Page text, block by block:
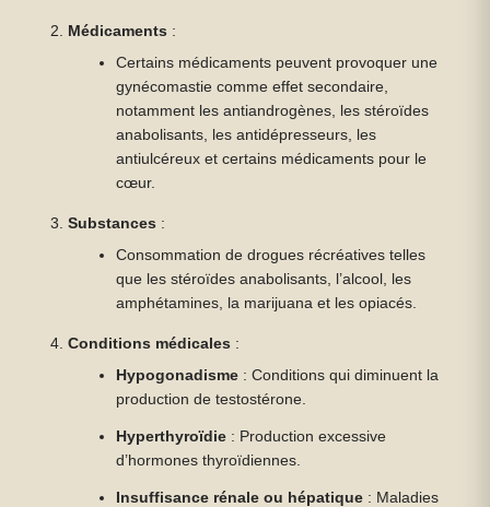
Médicaments :
Certains médicaments peuvent provoquer une
gynécomastie comme effet secondaire,
notamment les antiandrogènes, les stéroïdes
anabolisants, les antidépresseurs, les
antiulcéreux et certains médicaments pour le
cœur.
Substances :
Consommation de drogues récréatives telles
que les stéroïdes anabolisants, l’alcool, les
amphétamines, la marijuana et les opiacés.
Conditions médicales :
Hypogonadisme : Conditions qui diminuent la
production de testostérone.
Hyperthyroïdie : Production excessive
d’hormones thyroïdiennes.
Insuffisance rénale ou hépatique : Maladies